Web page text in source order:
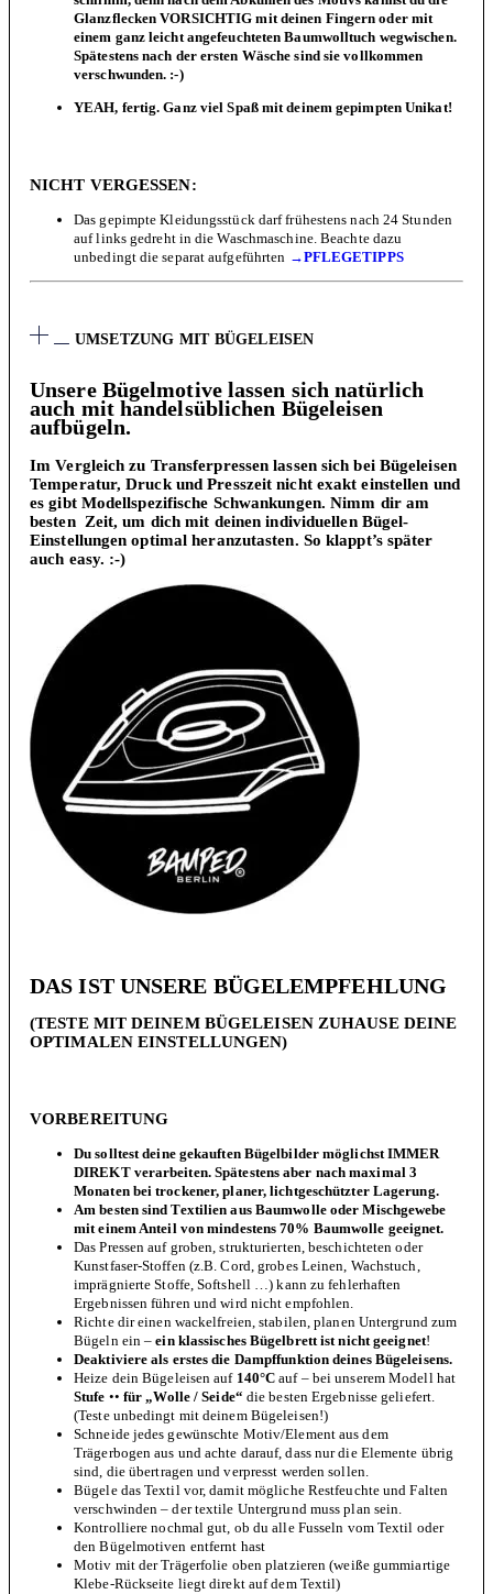
Glanzflecken VORSICHTIG mit deinen Fingern oder mit
einem ganz leicht angefeuchteten Baumwolltuch wegwischen.
Spätestens nach der ersten Wäsche sind sie vollkommen
verschwunden. :-)
YEAH, fertig. Ganz viel Spaß mit deinem gepimpten Unikat!
NICHT VERGESSEN:
Das gepimpte Kleidungsstück darf frühestens nach 24 Stunden
auf links gedreht in die Waschmaschine. Beachte dazu
unbedingt die separat aufgeführten →PFLEGETIPPS
UMSETZUNG MIT BÜGELEISEN
Unsere Bügelmotive lassen sich natürlich
auch mit handelsüblichen Bügeleisen
aufbügeln.
Im Vergleich zu Transferpressen lassen sich bei Bügeleisen
Temperatur, Druck und Presszeit nicht exakt einstellen und
es gibt Modellspezifische Schwankungen. Nimm dir am
besten Zeit, um dich mit deinen individuellen Bügel-
Einstellungen optimal heranzutasten. So klappt’s später
auch easy. :-)
DAS IST UNSERE BÜGELEMPFEHLUNG
(TESTE MIT DEINEM BÜGELEISEN ZUHAUSE DEINE
OPTIMALEN EINSTELLUNGEN)
VORBEREITUNG
Du solltest deine gekauften Bügelbilder möglichst IMMER
DIREKT verarbeiten. Spätestens aber nach maximal 3
Monaten bei trockener, planer, lichtgeschützter Lagerung.
Am besten sind Textilien aus Baumwolle oder Mischgewebe
mit einem Anteil von mindestens 70% Baumwolle geeignet.
Das Pressen auf groben, strukturierten, beschichteten oder
Kunstfaser-Stoffen (z.B. Cord, grobes Leinen, Wachstuch,
imprägnierte Stoffe, Softshell …) kann zu fehlerhaften
Ergebnissen führen und wird nicht empfohlen.
Richte dir einen wackelfreien, stabilen, planen Untergrund zum
Bügeln ein –ein klassisches Bügelbrett ist nicht geeignet!
Deaktiviere als erstes die Dampffunktion deines Bügeleisens.
Heize dein Bügeleisen auf 140°C auf – bei unserem Modell hat
Stufe •• für „Wolle / Seide“ die besten Ergebnisse geliefert.
(Teste unbedingt mit deinem Bügeleisen!)
Schneide jedes gewünschte Motiv/Element aus dem
Trägerbogen aus und achte darauf, dass nur die Elemente übrig
sind, die übertragen und verpresst werden sollen.
Bügele das Textil vor, damit mögliche Restfeuchte und Falten
verschwinden – der textile Untergrund muss plan sein.
Kontrolliere nochmal gut, ob du alle Fusseln vom Textil oder
den Bügelmotiven entfernt hast
Motiv mit der Trägerfolie oben platzieren (weiße gummiartige
Klebe-Rückseite liegt direkt auf dem Textil)